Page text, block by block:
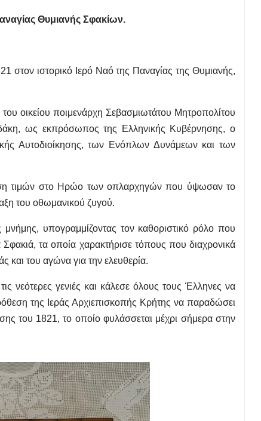
Θυμιανής Σφακίων.
στον ιστορικό Ιερό Ναό της Παναγίας της Θυμιανής,
οικείου ποιμενάρχη Σεβασμιωτάτου Μητροπολίτου
ως εκπρόσωπος της Ελληνικής Κυβέρνησης, ο
Αυτοδιοίκησης, των Ενόπλων Δυνάμεων και των
τιμών στο Ηρώο των οπλαρχηγών που ύψωσαν το
του οθωμανικού ζυγού.
μνήμης, υπογραμμίζοντας τον καθοριστικό ρόλο που
τα οποία χαρακτήρισε τόπους που διαχρονικά
και του αγώνα για την ελευθερία.
νεότερες γενιές και κάλεσε όλους τους Έλληνες να
της Ιεράς Αρχιεπισκοπής Κρήτης να παραδώσει
του 1821, το οποίο φυλάσσεται μέχρι σήμερα στην